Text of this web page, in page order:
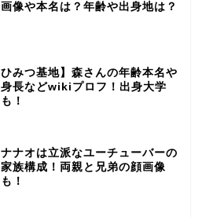
画像や本名は？年齢や出身地は？
ひみつ基地】森さんの年齢本名や
身長などwikiプロフ！出身大学
も！
ナナオは立派なユーチューバーの
家族構成！両親と兄弟の顔画像
も！